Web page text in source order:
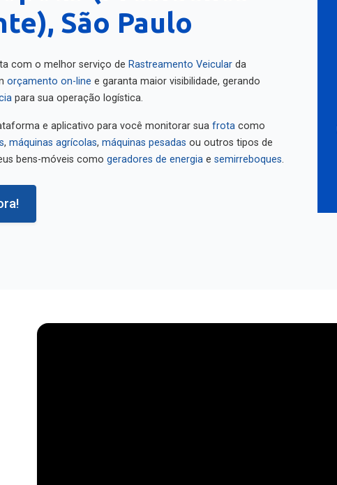
São Paulo
com o melhor serviço de Rastreamento Veicular
da
orçamento on-line
e garanta maior visibilidade, gerando
para sua operação logística.
e aplicativo para você monitorar sua frota
máquinas agrícolas máquinas pesadas
ou outros tipos de
bens-móveis como
geradores de energia semirreboques